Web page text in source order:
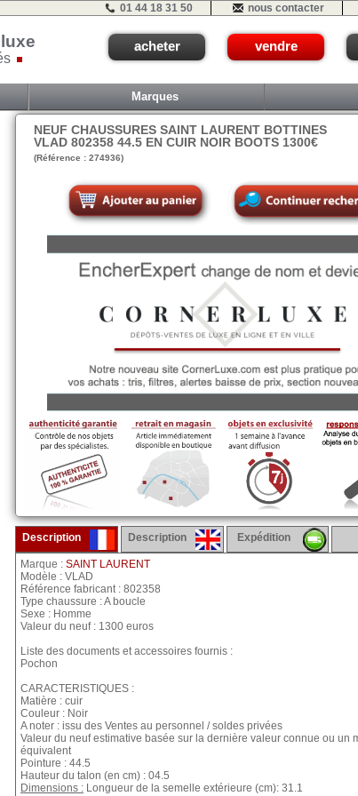
01 44 18 31 50 nous contacter
acheter vendre
Marques
NEUF CHAUSSURES SAINT LAURENT BOTTINES
VLAD 802358 44.5 EN CUIR NOIR BOOTS 1300€
(Référence : 274936)
Description Description Expédition
Marque : SAINT LAURENT
Modèle : VLAD
Référence fabricant : 802358
Type chaussure : A boucle
Sexe : Homme
Valeur du neuf : 1300 euros
Liste des documents et accessoires fournis :
Pochon
CARACTERISTIQUES :
Matière : cuir
Couleur : Noir
A noter : issu des Ventes au personnel / soldes privées
Valeur du neuf estimative basée sur la dernière valeur connue ou un
équivalent
Pointure : 44.5
Hauteur du talon (en cm) : 04.5
Dimensions : Longueur de la semelle extérieure (cm): 31.1